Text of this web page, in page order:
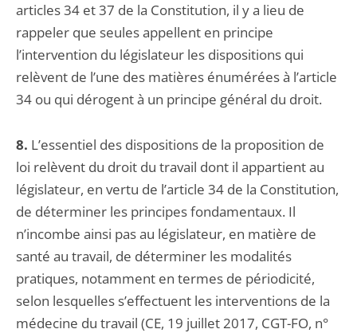
articles 34 et 37 de la Constitution, il y a lieu de
rappeler que seules appellent en principe
l’intervention du législateur les dispositions qui
relèvent de l’une des matières énumérées à l’article
34 ou qui dérogent à un principe général du droit.
8. L’essentiel des dispositions de la proposition de
loi relèvent du droit du travail dont il appartient au
législateur, en vertu de l’article 34 de la Constitution,
de déterminer les principes fondamentaux. Il
n’incombe ainsi pas au législateur, en matière de
santé au travail, de déterminer les modalités
pratiques, notamment en termes de périodicité,
selon lesquelles s’effectuent les interventions de la
médecine du travail (CE, 19 juillet 2017, CGT-FO, n°